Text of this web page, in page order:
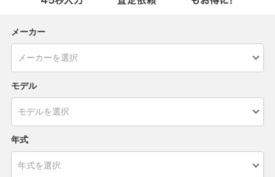
メーカー
モデル
年式